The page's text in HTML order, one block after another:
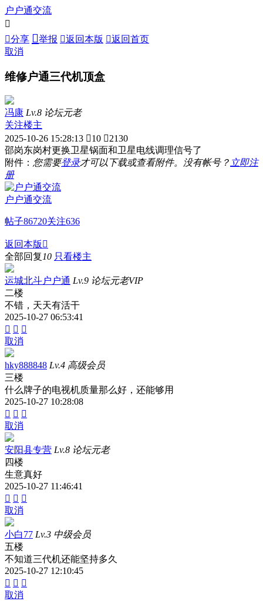
户户通交流

分享 举报 返回本版 返回首页
取消
维修户通三代机顶盒
冯康 Lv.8 论坛元老
关注楼主
2025-10-26 15:28:13 10 2130
邵岗东岗村更换卫星锅面和卫星电线调理信号了
附件： 您需要登录才可以下载或查看附件。没有帐号？ 立即注
册
户户通交流
帖子86720关注636
返回本版 
全部回复10 只看楼主
运城北斗户户通 Lv.9 论坛元老VIP
二楼
不错，天天有活干
2025-10-27 06:53:41
  
取消
hky888848 Lv.4 高级会员
三楼
什么牌子的电视机质量那么好，还能够用
2025-10-27 10:28:08
  
取消
安阳县专营 Lv.8 论坛元老
四楼
生意真好
2025-10-27 11:46:41
  
取消
小白77 Lv.3 中级会员
五楼
不知道三代机还能坚持多久
2025-10-27 12:10:45
  
取消